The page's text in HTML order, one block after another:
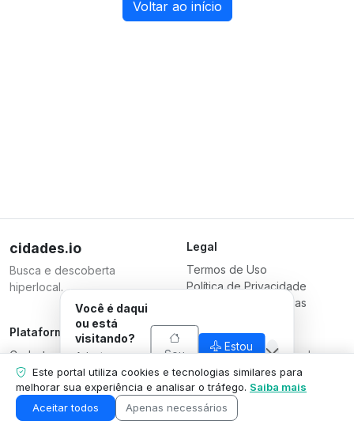
Voltar ao início
cidades.io
Busca e descoberta
hiperlocal.
Legal
Termos de Uso
Política de Privacidade
Termos para Empresas
Plataforma
Cadastrar Empresa
Planos
Contate-nos
Área da Empresa
Responsável
Serverplace Serviços de
Internet
CNPJ 04.114.466/0001-79
© 2026
Este portal utiliza cookies e tecnologias similares para
melhorar sua experiência e analisar o tráfego. Saiba mais
Aceitar todos
Apenas necessários
Você é daqui
ou está
visitando?
Adaptamos o
que mostramos
pra sua
situação.
Sou
daqui
Estou